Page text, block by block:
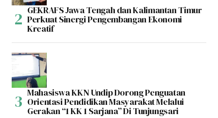
GEKRAFS Jawa Tengah dan Kalimantan Timur
Perkuat Sinergi Pengembangan Ekonomi
Kreatif
Mahasiswa KKN Undip Dorong Penguatan
Orientasi Pendidikan Masyarakat Melalui
Gerakan “1 KK 1 Sarjana” Di Tunjungsari